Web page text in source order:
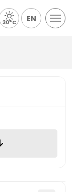
30°C EN